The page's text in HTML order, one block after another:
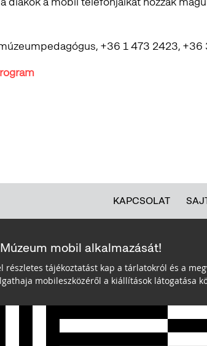
+36 1 473 2423,
KAPCSOLAT
mobil alkalmazását!
részletes tájékoztatást kap a tárlatokról és a
mobileszközéről a kiállítások látogatása